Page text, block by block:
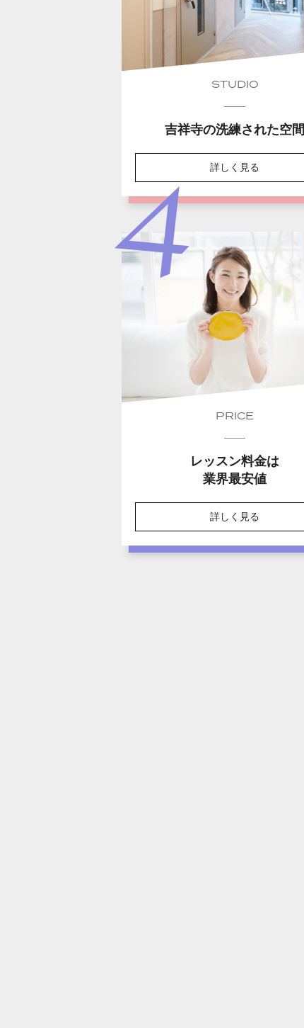
STUDIO
吉祥寺の洗練された空間
詳しく見る
PRICE
レッスン料金は
業界最安値
詳しく見る